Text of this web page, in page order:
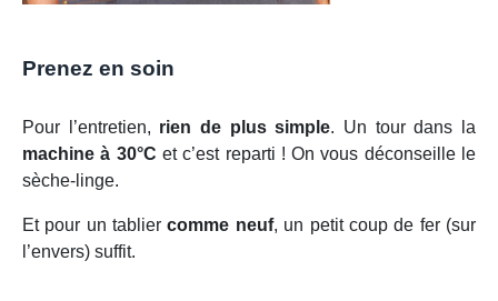
Prenez en soin
Pour l’entretien, rien de plus simple. Un tour dans la
machine à 30°C et c’est reparti ! On vous déconseille le
sèche-linge.
Et pour un tabliercomme neuf, un petit coup de fer (sur
l’envers) suffit.